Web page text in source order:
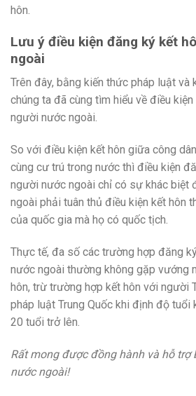
hôn.
Lưu ý điều kiện đăng ký kết
ngoài
Trên đây, bằng kiến thức pháp luật và
chúng ta đã cùng tìm hiểu về điều
người nước ngoài.
So với điều kiện kết hôn giữa công
cùng cư trú trong nước thì điều kiện
người nước ngoài chỉ có sự khác biệt
ngoài phải tuân thủ điều kiện kết hôn
của quốc gia mà họ có quốc tịch.
Thực tế, đa số các trường hợp đăng
nước ngoài thường không gặp vướng
hôn, trừ trường hợp kết hôn với người
pháp luật Trung Quốc khi định độ
20 tuổi trở lên.
Rất mong được đồng hành và hỗ trợ
nước ngoài!